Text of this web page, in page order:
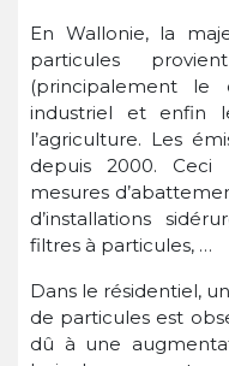
En Wallonie, la
particules
(principalement le
industriel et enfin
l’agriculture. Les
depuis 2000. Ceci
mesures
d’installations
filtres à particules, …
Dans le résidentiel,
de particules est
dû à une